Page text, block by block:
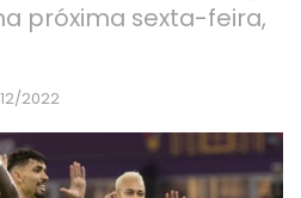
próxima sexta-feira,
2022